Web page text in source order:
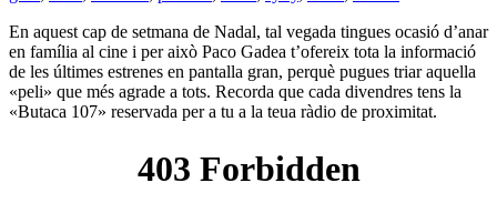
En aquest cap de setmana de Nadal, tal vegada tingues ocasió d’anar
en família al cine i per això Paco Gadea t’ofereix tota la informació
de les últimes estrenes en pantalla gran, perquè pugues triar aquella
«peli» que més agrade a tots. Recorda que cada divendres tens la
«Butaca 107» reservada per a tu a la teua ràdio de proximitat.